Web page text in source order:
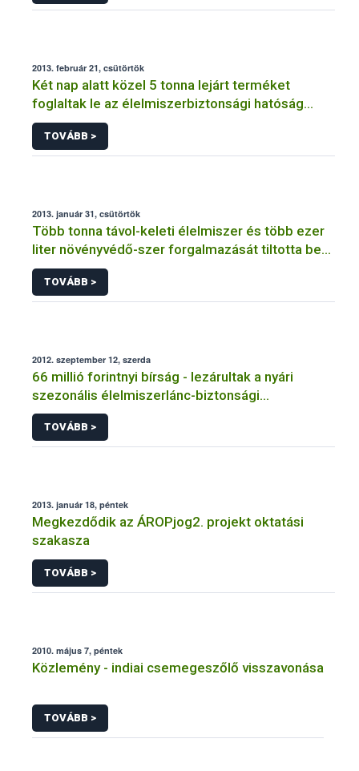
2013. február 21, csütörtök
Két nap alatt közel 5 tonna lejárt terméket
foglaltak le az élelmiszerbiztonsági hatóság
szakemberei
TOVÁBB >
2013. január 31, csütörtök
Több tonna távol-keleti élelmiszer és több ezer
liter növényvédő-szer forgalmazását tiltotta be
egyetlen nap alatt a NÉBIH
TOVÁBB >
2012. szeptember 12, szerda
66 millió forintnyi bírság - lezárultak a nyári
szezonális élelmiszerlánc-biztonsági
ellenőrzések
TOVÁBB >
2013. január 18, péntek
Megkezdődik az ÁROPjog2. projekt oktatási
szakasza
TOVÁBB >
2010. május 7, péntek
Közlemény - indiai csemegeszőlő visszavonása
TOVÁBB >